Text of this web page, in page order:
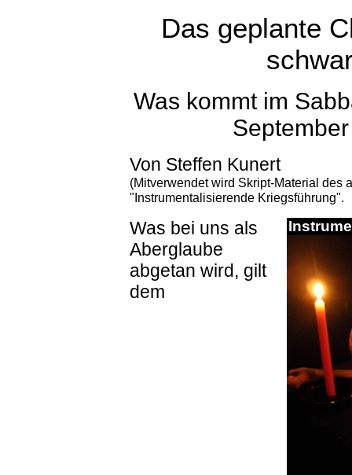
Das geplante
Was kommt im
Von Steffen Kunert
(Mitverwendet wird Skript-Material des
"Instrumentalisierende Kriegsführung".
Was bei uns als
Aberglaube
abgetan wird, gilt
dem